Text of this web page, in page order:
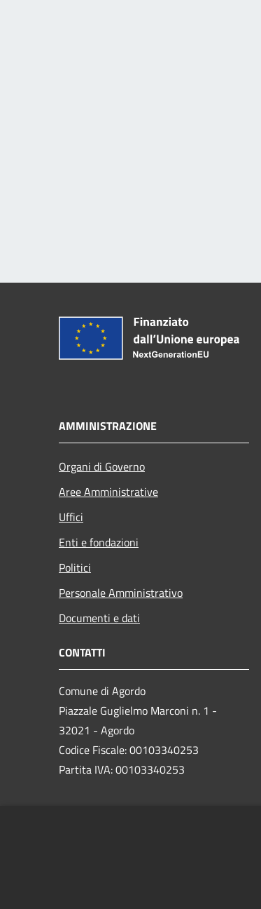
AMMINISTRAZIONE
Organi di Governo
Aree Amministrative
Uffici
Enti e fondazioni
Politici
Personale Amministrativo
Documenti e dati
CONTATTI
Comune di Agordo
Piazzale Guglielmo Marconi n. 1 -
32021 - Agordo
Codice Fiscale: 00103340253
Partita IVA: 00103340253